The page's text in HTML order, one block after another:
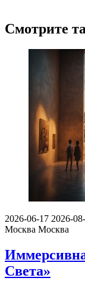
Смотрите
2026-06-17 2026-
Москва Москва
Света»